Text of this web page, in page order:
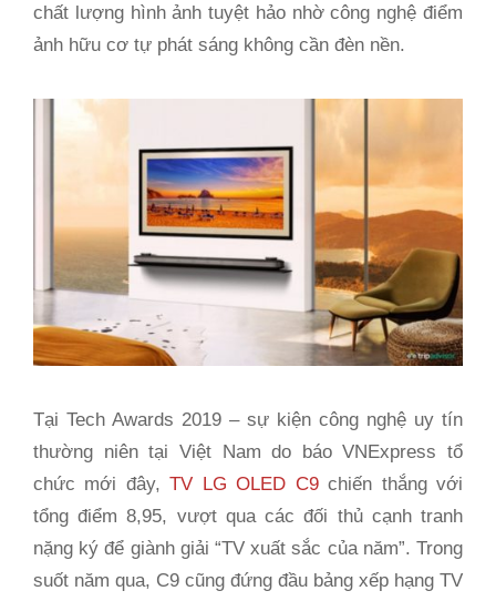
chất lượng hình ảnh tuyệt hảo nhờ công nghệ điểm
ảnh hữu cơ tự phát sáng không cần đèn nền.
Tại Tech Awards 2019 – sự kiện công nghệ uy tín
thường niên tại Việt Nam do báo VNExpress tổ
chức mới đây,TV LG OLED C9chiến thắng với
tổng điểm 8,95, vượt qua các đối thủ cạnh tranh
nặng ký để giành giải “TV xuất sắc của năm”. Trong
suốt năm qua, C9 cũng đứng đầu bảng xếp hạng TV